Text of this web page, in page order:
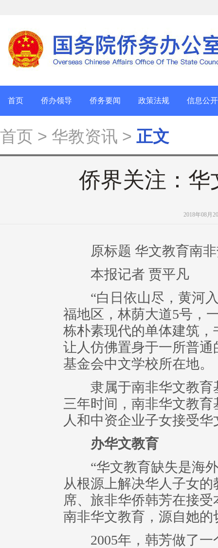
首页 侨办领导 侨务要闻 政策法规 信息公开
首页 > 华教资讯 > 正文
侨界关注：
2018年08月
原标题 华文教育南非
本报记者 贾平凡
“白日依山尽，黄河入
福地区，林荫大道5号，
栋朴素现代的单体建筑
让人仿佛置身于一所普
基金会中文学校所在地。
隶属于南非华文教育
三年时间，南非华文教
人和中资企业子女接受
办华文教育
“华文教育缺失是海外
从根源上解决华人子女
席、旅非华侨韩芳在接
南非华文教育，源自她的
2005年，韩芳做了一